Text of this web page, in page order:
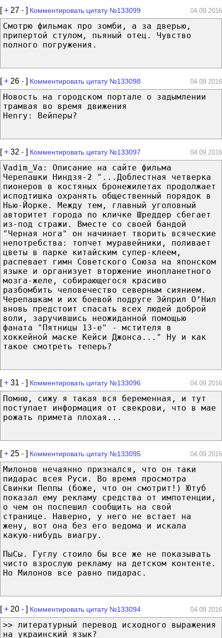
[+ 27 - ] Комментировать цитату №133099 04.09.2016
Смотрю фильмак про зомби, а за дверью,
припертой стулом, пьяный отец. Чувство
полного погружения.
[+ 26 - ] Комментировать цитату №133098 04.09.2016
Новость на городском портале о задымлении
трамвая во время движения
Henry: Вейперы?
[+ 32 - ] Комментировать цитату №133097 04.09.2016
Vadim_Va: Описание на сайте фильма
Черепашки Ниндзя-2 "...Доблестная четверка
пионеров в костяных бронежилетах продолжает
исподтишка охранять общественный порядок в
Нью-Йорке. Между тем, главный уголовный
авторитет города по кличке Шреддер сбегает
из-под стражи. Вместе со своей бандой
"Черная нога" он начинает творить всяческие
непотребства: топчет муравейники, поливает
цветы в парке китайским супер-клеем,
распевает гимн Советского Союза на японском
языке и организует вторжение инопланетного
мозга-желе, собирающегося красиво
разбомбить человечество северным сиянием.
Черепашкам и их боевой подруге Эйприл О’Нил
вновь предстоит спасать всех людей доброй
воли, заручившись неожиданной помощью
фаната "Пятницы 13-е" - мстителя в
хоккейной маске Кейси Джонса..." Ну и как
такое смотреть теперь?
[+ 31 - ] Комментировать цитату №133096 04.09.2016
Помню, сижу я такая вся беременная, и тут
поступает информация от свекрови, что в мае
рожать примета плохая...
[+ 25 - ] Комментировать цитату №133095 04.09.2016
Милонов нечаянно признался, что он таки
пидарас всея Руси. Во время просмотра
Свинки Пеппы (боже, что он смотрит!) Ютуб
показал ему рекламу средства от импотенции,
о чем он поспешил сообщить на свой
странице. Наверно, у него не встает на
жену, вот она без его ведома и искала
какую-нибудь виагру.
ПыСы. Гуглу стоило бы все же не показывать
чисто взрослую рекламу на детском контенте.
Но Милонов все равно пидарас.
[+ 20 - ] Комментировать цитату №133094 04.09.2016
>> литературный перевод исходного выражения
на украинский язык?